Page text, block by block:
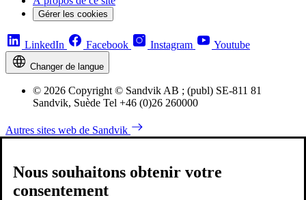
Gérer les cookies
LinkedIn Facebook Instagram Youtube
Changer de langue
© 2026 Copyright © Sandvik AB ; (publ) SE-811 81
Sandvik, Suède Tel +46 (0)26 260000
Autres sites web de Sandvik
Nous souhaitons obtenir votre
consentement